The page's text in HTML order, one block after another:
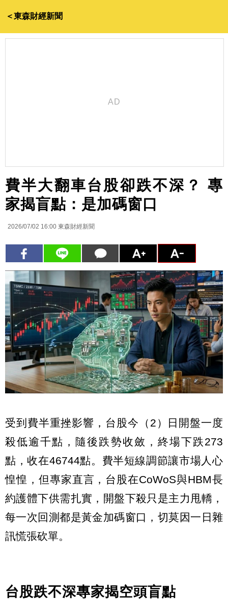
＜東森財經新聞
費半大翻車台股卻跌不深？ 專
家揭盲點：是加碼窗口
2026/07/02 16:00 東森財經新聞
受到費半重挫影響，台股今（2）日開盤一度
殺低逾千點，隨後跌勢收斂，終場下跌273
點，收在46744點。費半短線調節讓市場人心
惶惶，但專家直言，台股在CoWoS與HBM長
約護體下供需扎實，開盤下殺只是主力甩轎，
每一次回測都是黃金加碼窗口，切莫因一日雜
訊慌張砍單。
台股跌不深專家揭空頭盲點